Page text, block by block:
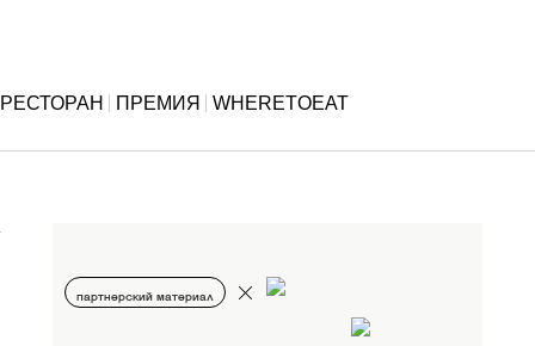
РЕСТОРАН ПРЕМИЯ WHERETOEAT
партнерский материал